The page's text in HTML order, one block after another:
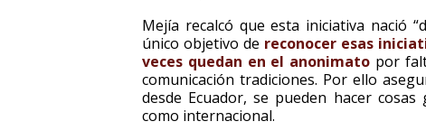
Mejía recalcó que esta iniciativa nació
único objetivo de reconocer esas
veces quedan en el anonimato por
comunicación tradiciones. Por ello
desde Ecuador, se pueden hacer
como internacional.